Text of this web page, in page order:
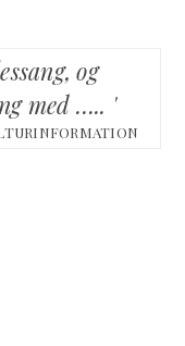
og
med ….. '